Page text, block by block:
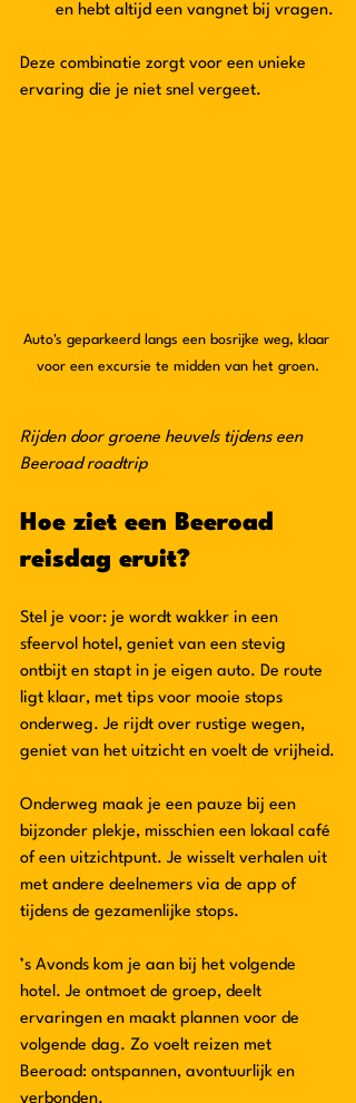
en hebt altijd een vangnet bij vragen.
Deze combinatie zorgt voor een unieke
ervaring die je niet snel vergeet.
Auto's geparkeerd langs een bosrijke weg, klaar
voor een excursie te midden van het groen.
Rijden door groene heuvels tijdens een
Beeroad roadtrip
Hoe ziet een Beeroad
reisdag eruit?
Stel je voor: je wordt wakker in een
sfeervol hotel, geniet van een stevig
ontbijt en stapt in je eigen auto. De route
ligt klaar, met tips voor mooie stops
onderweg. Je rijdt over rustige wegen,
geniet van het uitzicht en voelt de vrijheid.
Onderweg maak je een pauze bij een
bijzonder plekje, misschien een lokaal café
of een uitzichtpunt. Je wisselt verhalen uit
met andere deelnemers via de app of
tijdens de gezamenlijke stops.
’s Avonds kom je aan bij het volgende
hotel. Je ontmoet de groep, deelt
ervaringen en maakt plannen voor de
volgende dag. Zo voelt reizen met
Beeroad: ontspannen, avontuurlijk en
verbonden.